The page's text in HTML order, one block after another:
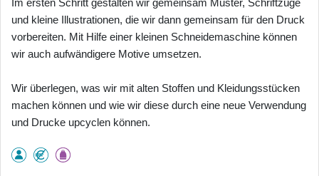
und kleine Illustrationen, die wir dann gemeinsam für den Druck
vorbereiten. Mit Hilfe einer kleinen Schneidemaschine können
wir auch aufwändigere Motive umsetzen.
Wir überlegen, was wir mit alten Stoffen und Kleidungsstücken
machen können und wie wir diese durch eine neue Verwendung
und Drucke upcyclen können.